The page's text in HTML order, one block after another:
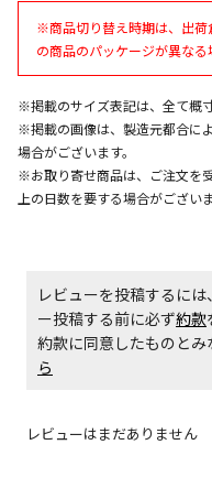
ため、通常より
また、日曜・祝
は、休業明けか
設置工事代金も
お見積商品です
決定となります
エアコンの取付
※商品切り替え時期は、出荷
の商品のパッケージが異なる
※掲載のサイズ表記は、全て概寸
※掲載の画像は、製造元都合に
場合がございます。
※お取り寄せ商品は、ご注文を
上の日数を要する場合がございま
レビューを投稿するに
ー投稿する前に必ず約款
約款に同意したものと
ら
レビューはまだありません